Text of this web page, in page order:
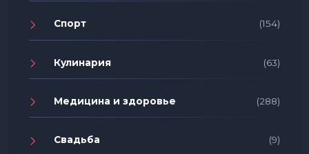
Спорт (154)
Кулинария (63)
Медицина и здоровье (288)
Свадьба (9)